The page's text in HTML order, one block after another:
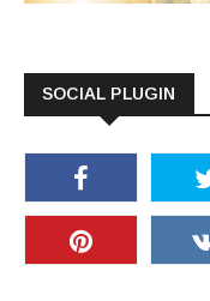
SOCIAL PLUGIN